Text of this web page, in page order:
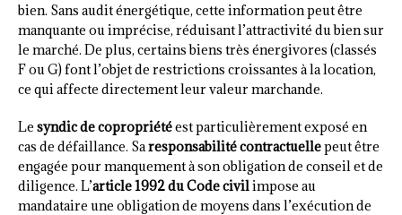
bien. Sans audit énergétique, cette information peut être
manquante ou imprécise, réduisant l’attractivité du bien sur
le marché. De plus, certains biens très énergivores (classés
F ou G) font l’objet de restrictions croissantes à la location,
ce qui affecte directement leur valeur marchande.
Le syndic de copropriétéest particulièrement exposé en
cas de défaillance. Saresponsabilité contractuellepeut être
engagée pour manquement à son obligation de conseil et de
diligence. L’article 1992 du Code civilimpose au
mandataire une obligation de moyens dans l’exécution de